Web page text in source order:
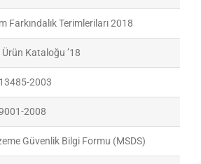
Farkındalık Terimleriları 2018
Ürün Kataloğu ’18
2003
2008
Güvenlik Bilgi Formu (MSDS)